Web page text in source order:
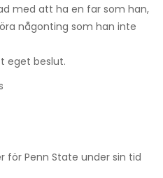
med att ha en far som han,
någonting som han inte
eget beslut.
för Penn State under sin tid